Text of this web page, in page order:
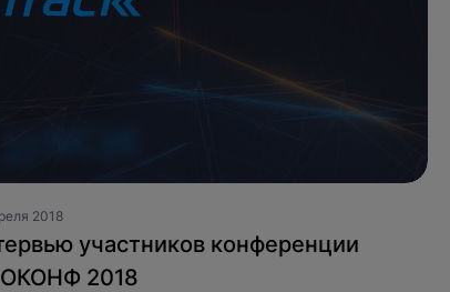
2018
участников конференции
2018